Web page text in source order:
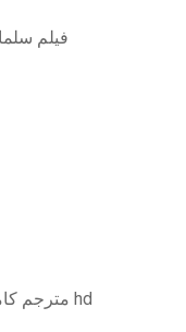
فيلم
فيلم fast and furious 9 trailer 2020 مترجم كامل hd